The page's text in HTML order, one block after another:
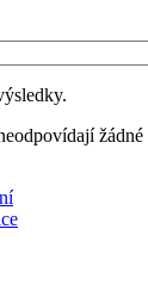
žádné